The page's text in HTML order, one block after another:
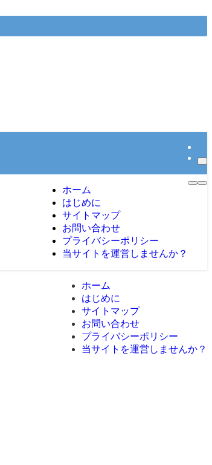
ホーム
はじめに
サイトマップ
お問い合わせ
プライバシーポリシー
当サイトを運営しませんか？
ホーム
はじめに
サイトマップ
お問い合わせ
プライバシーポリシー
当サイトを運営しませんか？